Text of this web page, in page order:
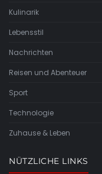
Kulinarik
Lebensstil
Nachrichten
Reisen und Abenteuer
Sport
Technologie
Zuhause & Leben
NÜTZLICHE LINKS